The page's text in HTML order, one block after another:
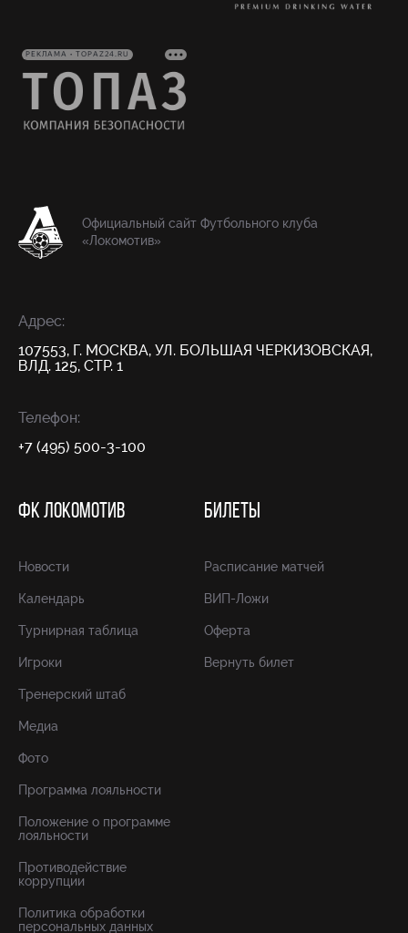
РЕКЛАМА • TOPAZ24.RU
Официальный сайт Футбольного клуба
«Локомотив»
Адрес:
107553, Г. МОСКВА, УЛ. БОЛЬШАЯ ЧЕРКИЗОВСКАЯ,
ВЛД. 125, СТР. 1
Телефон:
+7 (495) 500-3-100
ФК ЛОКОМОТИВ
Новости
Календарь
Турнирная таблица
Игроки
Тренерский штаб
Медиа
Фото
Программа лояльности
Положение о программе
лояльности
Противодействие
коррупции
Политика обработки
персональных данных
БИЛЕТЫ
Расписание матчей
ВИП-Ложи
Оферта
Вернуть билет